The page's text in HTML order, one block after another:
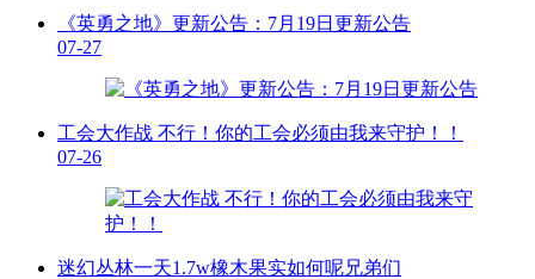
《英勇之地》更新公告：7月19日更新公告
07-27
工会大作战 不行！你的工会必须由我来守护！！
07-26
迷幻丛林一天1.7w橡木果实如何呢兄弟们